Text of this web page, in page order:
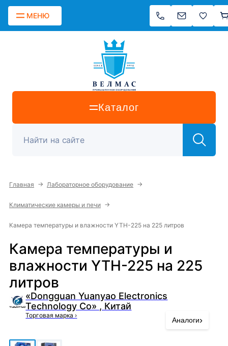
МЕНЮ
Каталог
Главная → Лабораторное оборудование →
Климатические камеры и печи →
Камера температуры и влажности YTH-225 на 225 литров
Камера температуры и
влажности YTH-225 на 225
литров
«Dongguan Yuanyao Electronics
Technology Co» , Китай
Торговая марка ›
Аналоги›